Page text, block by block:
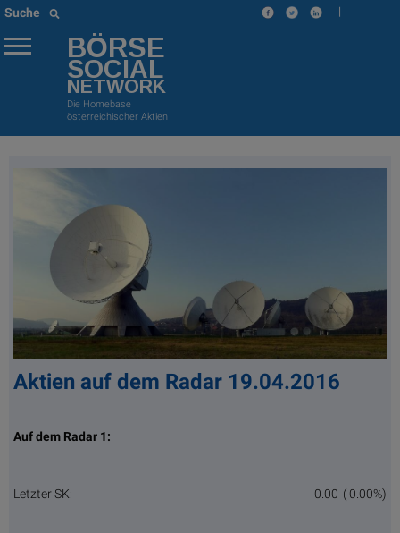
Suche |
BÖRSE
SOCIAL
NETWORK
Die Homebase
österreichischer Aktien
Aktien auf dem Radar 19.04.2016
Auf dem Radar 1:
Letzter SK: ( 0.00%)
0.00